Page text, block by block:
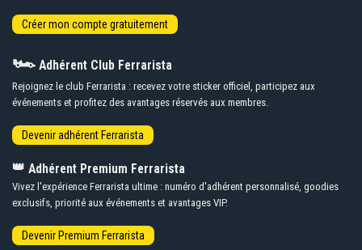
🏎️ Adhérent Club Ferrarista
Rejoignez le club Ferrarista : recevez votre sticker officiel, participez aux
événements et profitez des avantages réservés aux membres.
👑 Adhérent Premium Ferrarista
Vivez l'expérience Ferrarista ultime : numéro d'adhérent personnalisé, goodies
exclusifs, priorité aux événements et avantages VIP.